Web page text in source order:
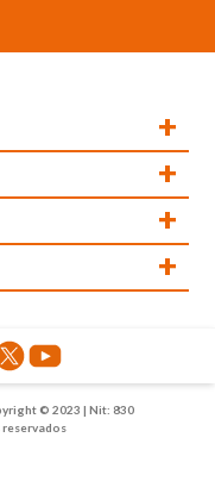
+
+
+
+
© 2023 | Nit: 830